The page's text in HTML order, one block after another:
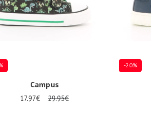
Campus
17.97€ 29.95€
-20%